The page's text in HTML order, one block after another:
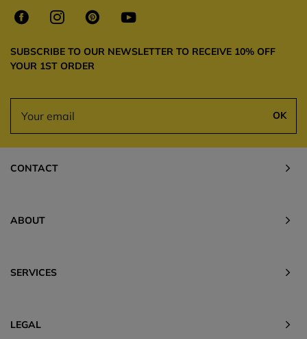
SUBSCRIBE TO OUR NEWSLETTER TO RECEIVE 10% OFF
YOUR 1ST ORDER
OK
CONTACT
ABOUT
SERVICES
LEGAL